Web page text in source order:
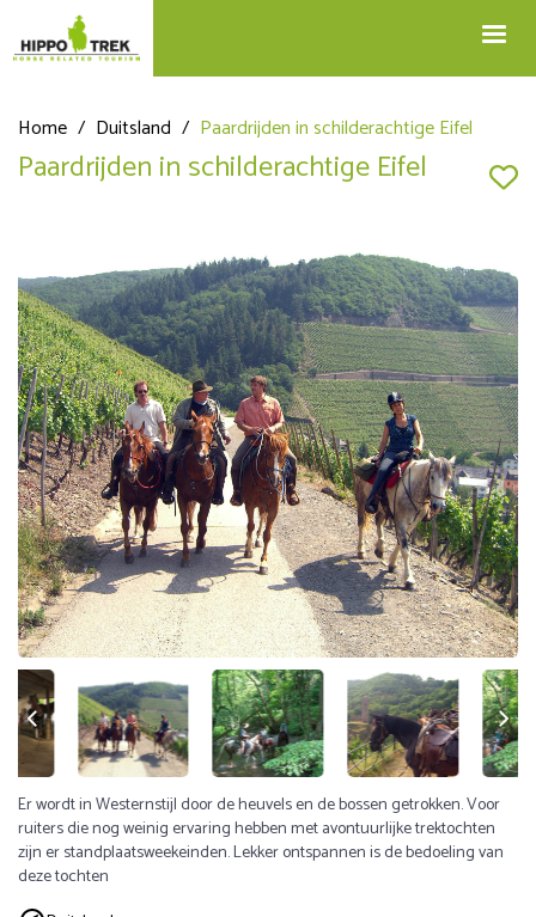
Home / Duitsland / Paardrijden in schilderachtige Eifel
Paardrijden in schilderachtige Eifel
Er wordt in Westernstijl door de heuvels en de bossen getrokken. Voor
ruiters die nog weinig ervaring hebben met avontuurlijke trektochten
zijn er standplaatsweekeinden. Lekker ontspannen is de bedoeling van
deze tochten